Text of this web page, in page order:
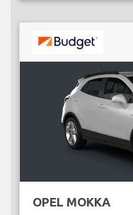
OPEL MOKKA